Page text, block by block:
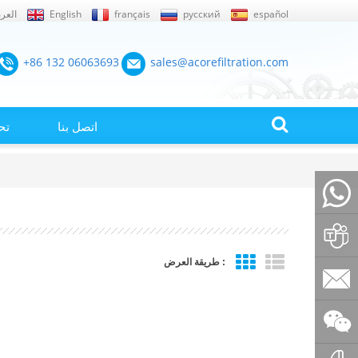
English français русский español
+86 132 06063693 sales@acorefiltration.com
اتصل بنا
طريقة العرض :
Rufus
Huang